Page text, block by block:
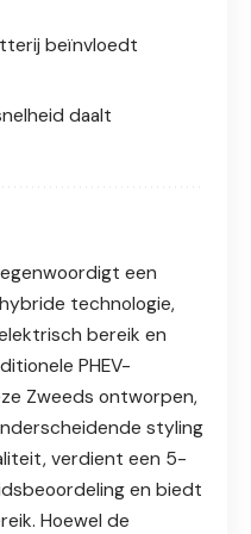
beïnvloedt
daalt
een
technologie,
bereik en
PHEV-
Zweeds ontworpen,
styling
verdient een 5-
en biedt
Hoewel de